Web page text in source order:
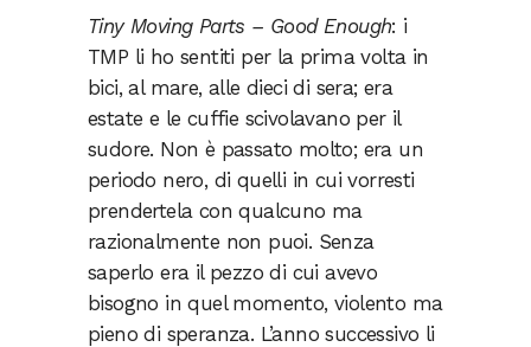
Tiny Moving Parts – Good Enough: i
TMP li ho sentiti per la prima volta in
bici, al mare, alle dieci di sera; era
estate e le cuffie scivolavano per il
sudore. Non è passato molto; era un
periodo nero, di quelli in cui vorresti
prendertela con qualcuno ma
razionalmente non puoi. Senza
saperlo era il pezzo di cui avevo
bisogno in quel momento, violento ma
pieno di speranza. L’anno successivo li